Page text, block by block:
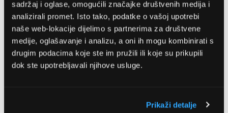
sadržaj i oglase, omogućili značajke društvenih medija i
analizirali promet. Isto tako, podatke o vašoj upotrebi
naše web-lokacije dijelimo s partnerima za društvene
medije, oglašavanje i analizu, a oni ih mogu kombinirati s
drugim podacima koje ste im pružili ili koje su prikupili
dok ste upotrebljavali njihove usluge.
Prikaži detalje
Glasnoća rada
68 dBA
Maksimalne snage isporuke
zraka
600 m
Promjer izlazne cijevi
15 cm